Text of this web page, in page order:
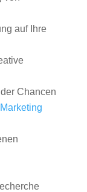
auf Ihre
Chancen